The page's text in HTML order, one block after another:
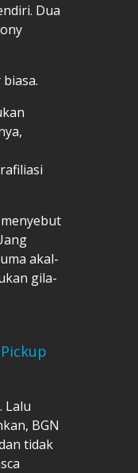
Dua
akal-
gila-
Lalu
BGN
tidak